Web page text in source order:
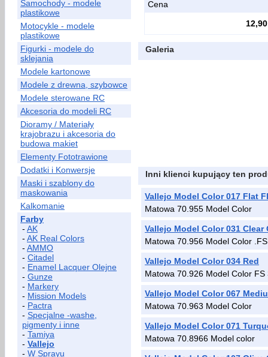
Samochody - modele
plastikowe
Motocykle - modele
plastikowe
Figurki - modele do
sklejania
Modele kartonowe
Modele z drewna, szybowce
Modele sterowane RC
Akcesoria do modeli RC
Dioramy / Materiały
krajobrazu i akcesoria do
budowa makiet
Elementy Fototrawione
Dodatki i Konwersje
Maski i szablony do
maskowania
Kalkomanie
Farby
- AK
- AK Real Colors
- AMMO
- Citadel
- Enamel Lacquer Olejne
- Gunze
- Markery
- Mission Models
- Pactra
- Specjalne -washe,
pigmenty i inne
- Tamiya
- Vallejo
- W Sprayu
Cena
12,90
Galeria
Inni klienci kupujący ten
Vallejo Model Color 017 Flat
Matowa 70.955 Model Color
Vallejo Model Color 031 Clear
Matowa 70.956 Model Color
Vallejo Model Color 034 Red
Matowa 70.926 Model Color FS
Vallejo Model Color 067
Matowa 70.963 Model Color
Vallejo Model Color 071
Matowa 70.8966 Model color